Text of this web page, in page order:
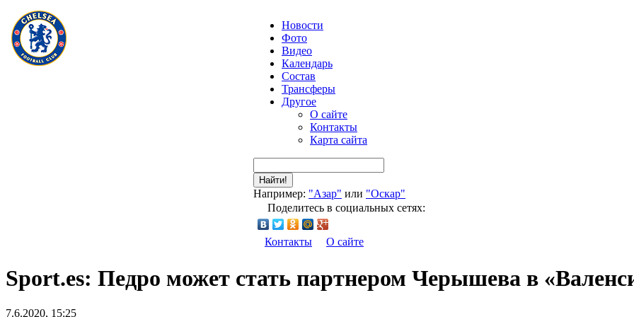
Новости
Фото
Видео
Календарь
Состав
Трансферы
Другое
О сайте
Контакты
Карта сайта
Найти!
Например: "Азар" или "Оскар"
Поделитесь в социальных сетях:
Контакты О сайте
Sport.es: Педро может стать партнером Черышева в
7.6.2020, 15:25